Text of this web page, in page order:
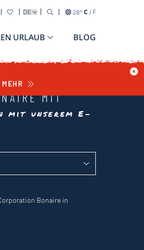
WÄHLEN SIE IHRE SPRACHE AUS
28°C / F
URLAUB BLOG
MIT
mit unserem E-
Bonaire in